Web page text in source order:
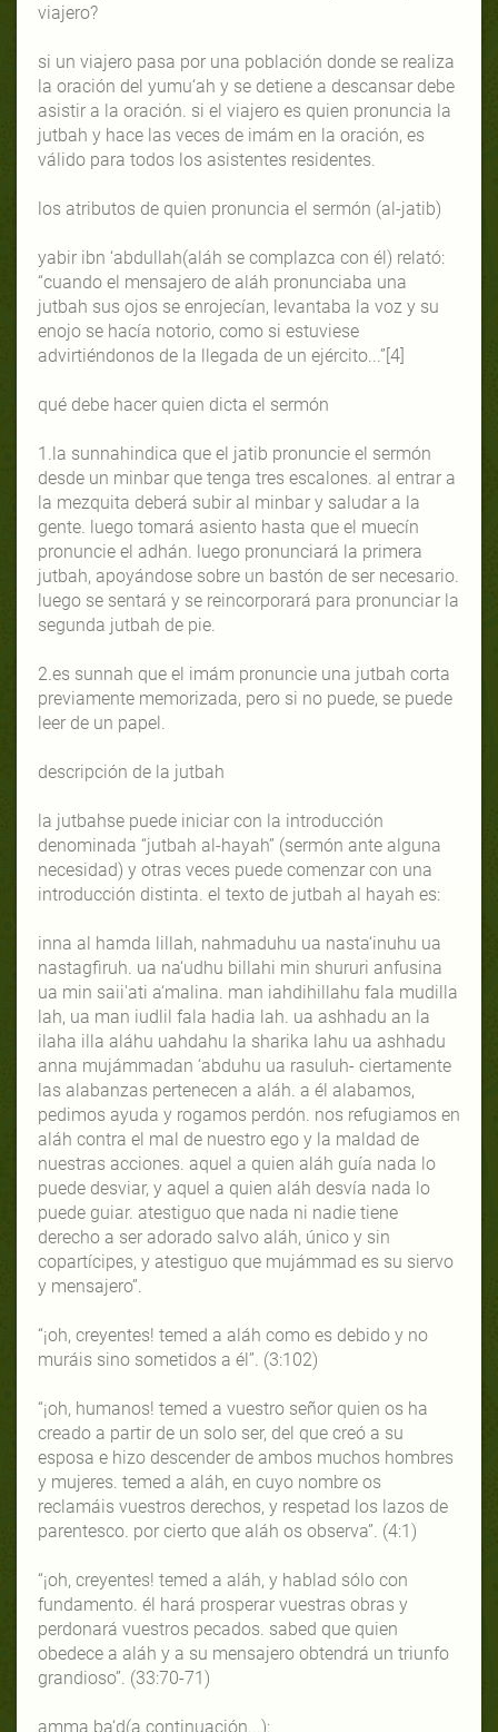
viajero?
si un viajero pasa por una población donde se realiza
la oración del yumu‘ah y se detiene a descansar debe
asistir a la oración. si el viajero es quien pronuncia la
jutbah y hace las veces de imám en la oración, es
válido para todos los asistentes residentes.
los atributos de quien pronuncia el sermón (al-jatib)
yabir ibn ‘abdullah(aláh se complazca con él) relató:
“cuando el mensajero de aláh pronunciaba una
jutbah sus ojos se enrojecían, levantaba la voz y su
enojo se hacía notorio, como si estuviese
advirtiéndonos de la llegada de un ejército...”[4]
qué debe hacer quien dicta el sermón
1.la sunnahindica que el jatib pronuncie el sermón
desde un minbar que tenga tres escalones. al entrar a
la mezquita deberá subir al minbar y saludar a la
gente. luego tomará asiento hasta que el muecín
pronuncie el adhán. luego pronunciará la primera
jutbah, apoyándose sobre un bastón de ser necesario.
luego se sentará y se reincorporará para pronunciar la
segunda jutbah de pie.
2.es sunnah que el imám pronuncie una jutbah corta
previamente memorizada, pero si no puede, se puede
leer de un papel.
descripción de la jutbah
la jutbahse puede iniciar con la introducción
denominada “jutbah al-hayah” (sermón ante alguna
necesidad) y otras veces puede comenzar con una
introducción distinta. el texto de jutbah al hayah es:
inna al hamda lillah, nahmaduhu ua nasta‘inuhu ua
nastagfiruh. ua na‘udhu billahi min shururi anfusina
ua min saii'ati a‘malina. man iahdihillahu fala mudilla
lah, ua man iudlil fala hadia lah. ua ashhadu an la
ilaha illa aláhu uahdahu la sharika lahu ua ashhadu
anna mujámmadan ‘abduhu ua rasuluh- ciertamente
las alabanzas pertenecen a aláh. a él alabamos,
pedimos ayuda y rogamos perdón. nos refugiamos en
aláh contra el mal de nuestro ego y la maldad de
nuestras acciones. aquel a quien aláh guía nada lo
puede desviar, y aquel a quien aláh desvía nada lo
puede guiar. atestiguo que nada ni nadie tiene
derecho a ser adorado salvo aláh, único y sin
copartícipes, y atestiguo que mujámmad es su siervo
y mensajero”.
“¡oh, creyentes! temed a aláh como es debido y no
muráis sino sometidos a él”. (3:102)
“¡oh, humanos! temed a vuestro señor quien os ha
creado a partir de un solo ser, del que creó a su
esposa e hizo descender de ambos muchos hombres
y mujeres. temed a aláh, en cuyo nombre os
reclamáis vuestros derechos, y respetad los lazos de
parentesco. por cierto que aláh os observa”. (4:1)
“¡oh, creyentes! temed a aláh, y hablad sólo con
fundamento. él hará prosperar vuestras obras y
perdonará vuestros pecados. sabed que quien
obedece a aláh y a su mensajero obtendrá un triunfo
grandioso”. (33:70-71)
amma ba‘d(a continuación...):